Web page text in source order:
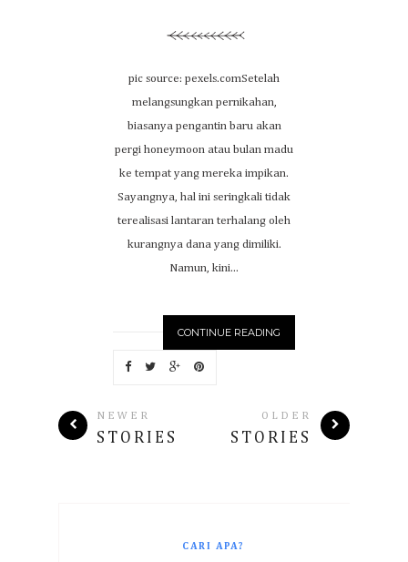
pic source: pexels.comSetelah
melangsungkan pernikahan,
biasanya pengantin baru akan
pergi honeymoon atau bulan madu
ke tempat yang mereka impikan.
Sayangnya, hal ini seringkali tidak
terealisasi lantaran terhalang oleh
kurangnya dana yang dimiliki.
Namun, kini...
CONTINUE READING
NEWER
STORIES
OLDER
STORIES
CARI APA?